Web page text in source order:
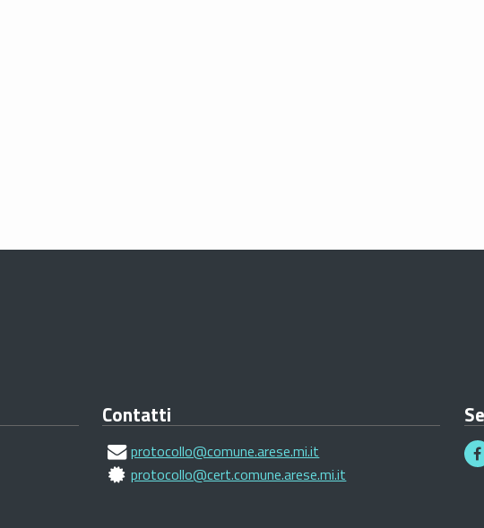
Contatti
protocollo@comune.arese.mi.it
protocollo@cert.comune.arese.mi.it